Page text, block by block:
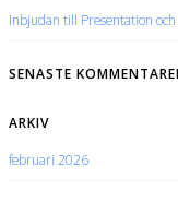
Inbjudan till Presentation
SENASTE
ARKIV
februari 2026